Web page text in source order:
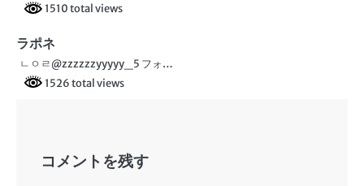
ョ
ン
1510 total views
ラポネ
ㄴㅇㄹ@zzzzzzyyyyy_5 フォ…
1526 total views
コメントを残す